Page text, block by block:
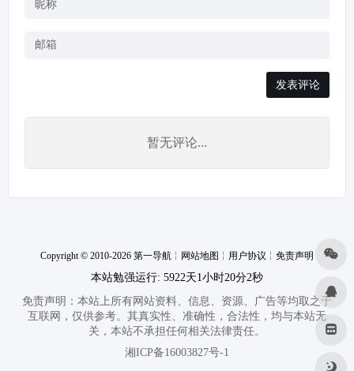
发表评论
暂无评论...
Copyright © 2010-2026 第一导航 ╎ 网站地图 ╎ 用户协议 ╎ 免责声明
本站勉强运行: 5922天1小时20分3秒
免责声明：本站上所有网站资料、信息、资源、广告等均取之于
互联网，仅供参考。其真实性、准确性，合法性，均与本站无
关，本站不承担任何相关法律责任。
湘ICP备16003827号-1